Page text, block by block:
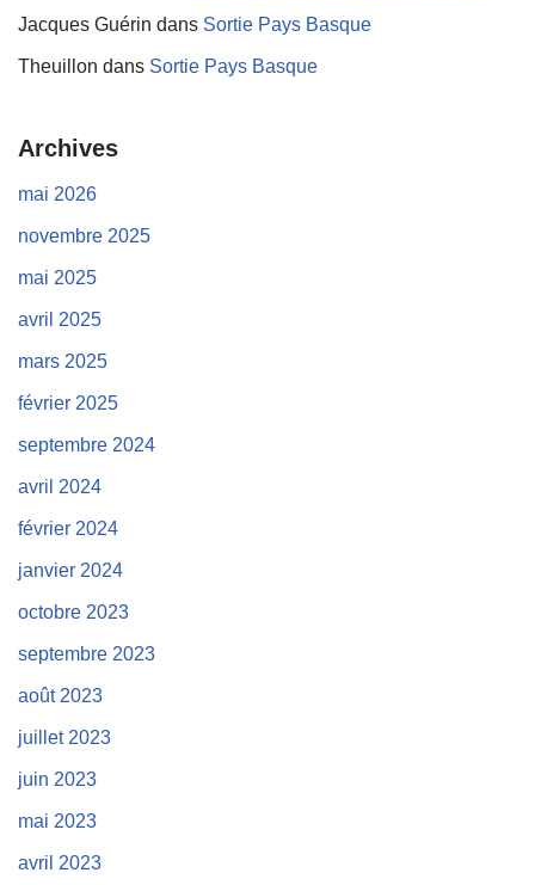
Jacques Guérin dans Sortie Pays Basque
Theuillon dans Sortie Pays Basque
Archives
mai 2026
novembre 2025
mai 2025
avril 2025
mars 2025
février 2025
septembre 2024
avril 2024
février 2024
janvier 2024
octobre 2023
septembre 2023
août 2023
juillet 2023
juin 2023
mai 2023
avril 2023